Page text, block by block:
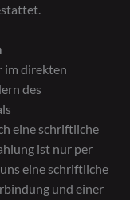
im direkten
des
eine schriftliche
ist nur per
eine schriftliche
und einer